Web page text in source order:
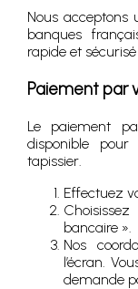
Nous acceptons
banques
rapide et
Paiement par
Le paiement
disponible
tapissier.
Effectuez
bancaire ».
Nos
l’écran.
demande